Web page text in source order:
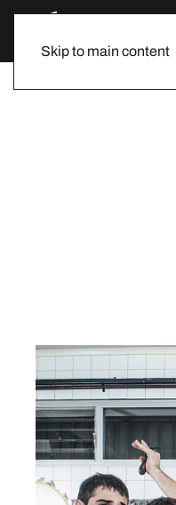
Skip to main content